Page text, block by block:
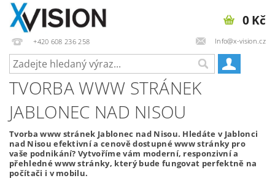
+420 608 236 258 Info@x-vision.cz
0 Kč
TVORBA WWW STRÁNEK
JABLONEC NAD NISOU
Tvorba www stránek Jablonec nad Nisou. Hledáte v Jablonci
nad Nisou efektivní a cenově dostupné www stránky pro
vaše podnikání? Vytvoříme vám moderní, responzivní a
přehledné www stránky, který bude fungovat perfektně na
počítači i v mobilu.